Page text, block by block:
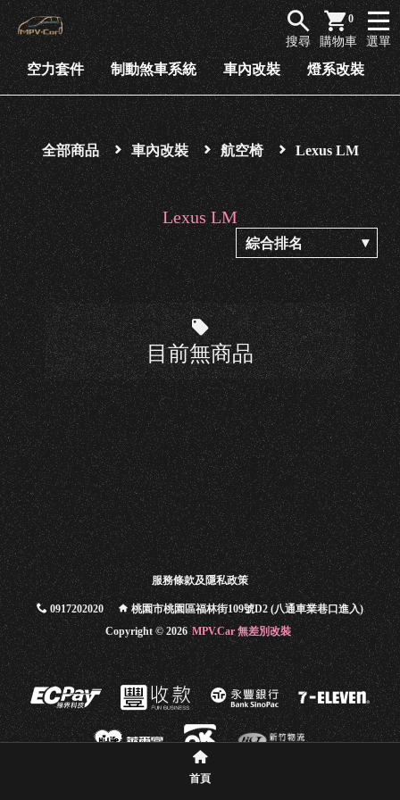
0
購物車
搜尋 選單
商
品
列
表
空
力
套
件
制
動
煞
車
系
統
車
內
改
裝
燈
系
改
裝
汽
車
養
護
空力套件 制動煞車系統 車內改裝 燈系改裝
全部商品 車內改裝 航空椅 Lexus LM
Lexus LM
目前無商品
服務條款及隱私政策
0917202020
桃園市桃園區福林街109號D2 (八通車業巷口進入)
Copyright © 2026 MPV.Car 無差別改裝
首頁